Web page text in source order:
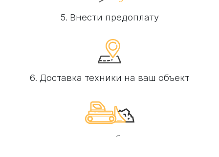
5. Внести предоплату
6. Доставка техники на ваш объект
7. Выполнение необходимых работ